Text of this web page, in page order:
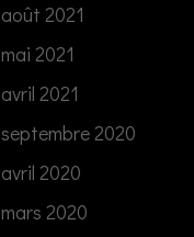
août 2021
mai 2021
avril 2021
septembre 2020
avril 2020
mars 2020